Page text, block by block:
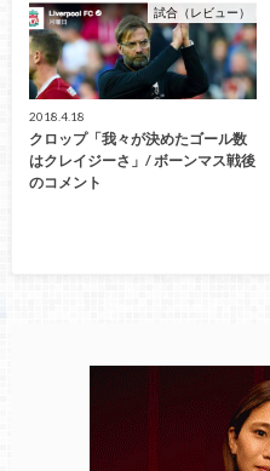
試合（レビュー）
2018.4.18
クロップ「我々が決めたゴール数
はクレイジーさ」/ ボーンマス戦後
のコメント